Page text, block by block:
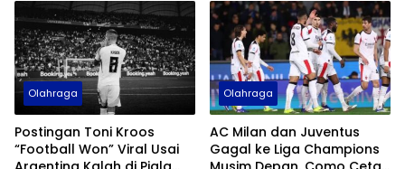
Olahraga
Postingan Toni Kroos
“Football Won” Viral Usai
Olahraga
AC Milan dan Juventus
Gagal ke Liga Champions